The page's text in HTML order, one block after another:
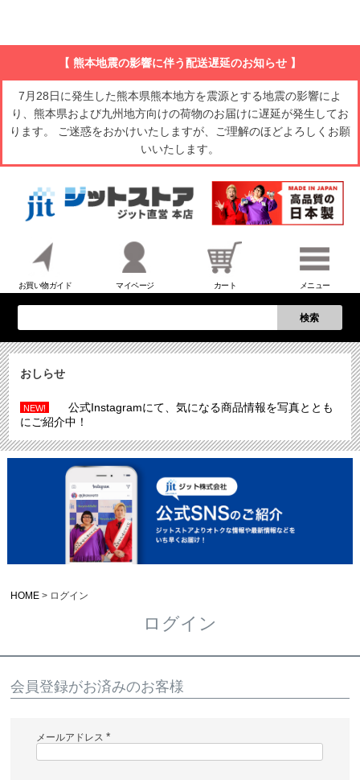
【 熊本地震の影響に伴う配送遅延のお知らせ 】
7月28日に発生した熊本県熊本地方を震源とする地震の影響によ
り、熊本県および九州地方向けの荷物のお届けに遅延が発生してお
ります。 ご迷惑をおかけいたしますが、ご理解のほどよろしくお願
いいたします。
お買い物ガイド マイページ カート メニュー
検索
おしらせ
NEW!
公式Instagramにて、気になる商品情報を写真ととも
にご紹介中！
HOME ログイン
ログイン
会員登録がお済みのお客様
メールアドレス
必